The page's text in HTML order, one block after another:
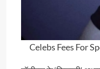
Celebs Fees For